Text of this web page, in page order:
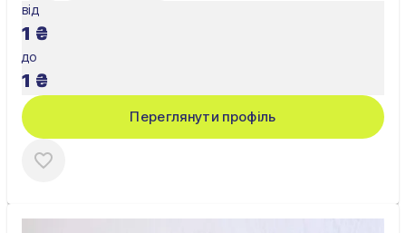
від
1 ₴
до
1 ₴
Переглянути профіль